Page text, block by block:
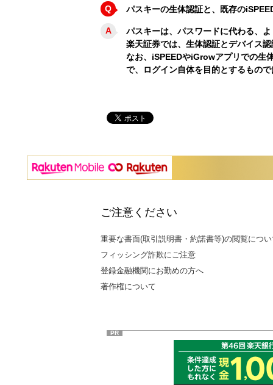
Q パスキーの生体認証と、既存の
A
パスキーは、パスワードに代わる、
楽天証券では、生体認証とデバイス
なお、iSPEEDやiGrowアプリでの生
で、ログイン自体を目的とするもの
ご注意ください
重要な書面(取引説明書・約諾書等)の閲覧につ
フィッシング詐欺にご注意
登録金融機関にお勤めの方へ
著作権について
PR